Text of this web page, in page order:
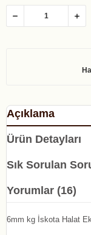
Açıklama
Ürün Detayları
Sık Sorulan
Yorumlar (16)
6mm kg İskota Halat